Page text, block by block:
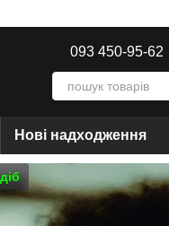
093 450-95-62
Нові надходження